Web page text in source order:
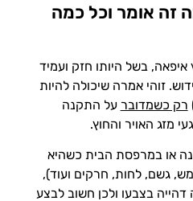
זה אומר וכל כמה
בשל היותו חזק ועמיד
זוהי אמרה שיכולה להיות
רק כשמדובר על התקנה
מזג האויר והחוץ.
או במרפסת הבית כשהיא
גשם, לחות, חרקים ועוד),
בצבעו ולכן חשוב לבצע